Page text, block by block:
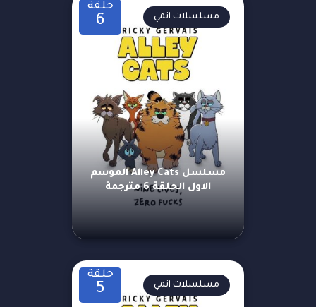
حلقة
6
مسلسل Alley Cats الموسم
الاول الحلقة 6 مترجمة
مسلسلات انمي
حلقة
5 مسلسلات انمي